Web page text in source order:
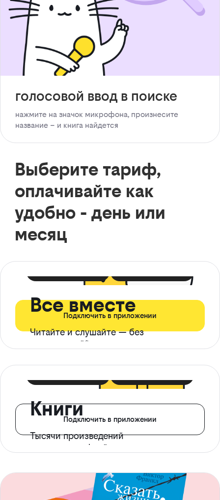
голосовой ввод в поиске
нажмите на значок микрофона, произнесите
название – и книга найдется
Выберите тариф,
оплачивайте как
удобно - день или
месяц
Все вместе
Читайте и слушайте — без
ограничений*
Подключить в приложении
Книги
Тысячи произведений
с доступом офлайн
Подключить в приложении